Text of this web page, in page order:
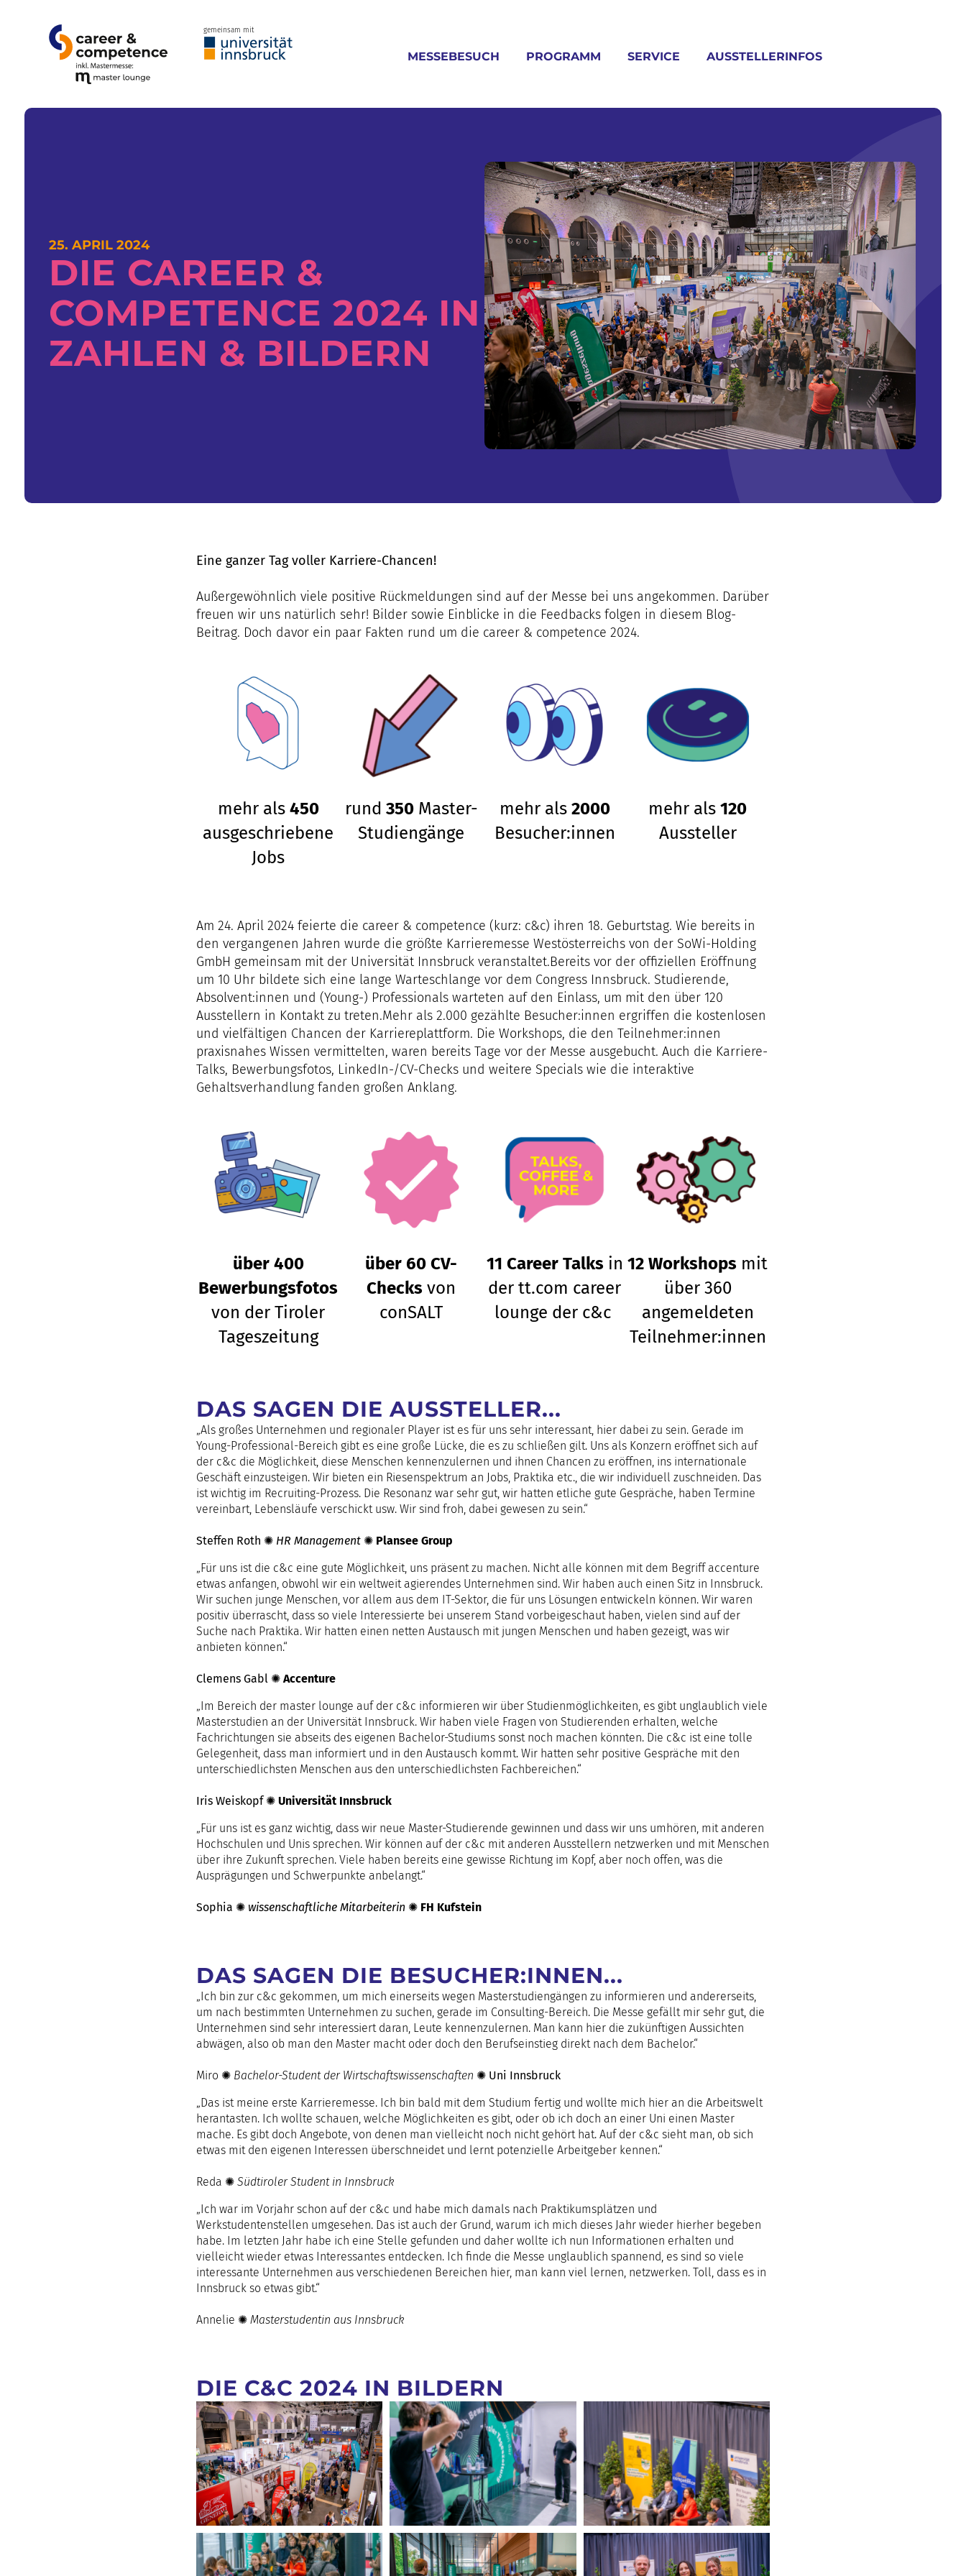
gemeinsam mit
MESSEBESUCH PROGRAMM SERVICE AUSSTELLERINFOS
25. APRIL 2024
DIE CAREER &
COMPETENCE 2024 IN
ZAHLEN & BILDERN
Eine ganzer Tag voller Karriere-Chancen!
Außergewöhnlich viele positive Rückmeldungen sind auf der Messe bei uns angekommen. Darüber
freuen wir uns natürlich sehr! Bilder sowie Einblicke in die Feedbacks folgen in diesem Blog-
Beitrag. Doch davor ein paar Fakten rund um die career & competence 2024.
mehr als 450
ausgeschriebene
Jobs
rund 350Master-
Studiengänge
mehr als 2000
Besucher:innen
mehr als120
Aussteller
Am 24. April 2024 feierte die career & competence (kurz: c&c) ihren 18. Geburtstag. Wie bereits in
den vergangenen Jahren wurde die größte Karrieremesse Westösterreichs von der SoWi-Holding
GmbH gemeinsam mit der Universität Innsbruck veranstaltet.Bereits vor der offiziellen Eröffnung
um 10 Uhr bildete sich eine lange Warteschlange vor dem Congress Innsbruck. Studierende,
Absolvent:innen und (Young-) Professionals warteten auf den Einlass, um mit den über 120
Ausstellern in Kontakt zu treten.Mehr als 2.000 gezählte Besucher:innen ergriffen die kostenlosen
und vielfältigen Chancen der Karriereplattform. Die Workshops, die den Teilnehmer:innen
praxisnahes Wissen vermittelten, waren bereits Tage vor der Messe ausgebucht. Auch die Karriere-
Talks, Bewerbungsfotos, LinkedIn-/CV-Checks und weitere Specials wie die interaktive
Gehaltsverhandlung fanden großen Anklang.
über 400
Bewerbungsfotos
von der Tiroler
Tageszeitung
über 60 CV-
Checksvon
conSALT
11 Career Talks in
der tt.com career
lounge der c&c
12 Workshops mit
über 360
angemeldeten
Teilnehmer:innen
DAS SAGEN DIE AUSSTELLER...
„Als großes Unternehmen und regionaler Player ist es für uns sehr interessant, hier dabei zu sein. Gerade im
Young-Professional-Bereich gibt es eine große Lücke, die es zu schließen gilt. Uns als Konzern eröffnet sich auf
der c&c die Möglichkeit, diese Menschen kennenzulernen und ihnen Chancen zu eröffnen, ins internationale
Geschäft einzusteigen. Wir bieten ein Riesenspektrum an Jobs, Praktika etc., die wir individuell zuschneiden. Das
ist wichtig im Recruiting-Prozess. Die Resonanz war sehr gut, wir hatten etliche gute Gespräche, haben Termine
vereinbart, Lebensläufe verschickt usw. Wir sind froh, dabei gewesen zu sein.“
Steffen Roth ✺ HR Management ✺ Plansee Group
„Für uns ist die c&c eine gute Möglichkeit, uns präsent zu machen. Nicht alle können mit dem Begriff accenture
etwas anfangen, obwohl wir ein weltweit agierendes Unternehmen sind. Wir haben auch einen Sitz in Innsbruck.
Wir suchen junge Menschen, vor allem aus dem IT-Sektor, die für uns Lösungen entwickeln können. Wir waren
positiv überrascht, dass so viele Interessierte bei unserem Stand vorbeigeschaut haben, vielen sind auf der
Suche nach Praktika. Wir hatten einen netten Austausch mit jungen Menschen und haben gezeigt, was wir
anbieten können.“
Clemens Gabl ✺Accenture
„Im Bereich der master lounge auf der c&c informieren wir über Studienmöglichkeiten, es gibt unglaublich viele
Masterstudien an der Universität Innsbruck. Wir haben viele Fragen von Studierenden erhalten, welche
Fachrichtungen sie abseits des eigenen Bachelor-Studiums sonst noch machen könnten. Die c&c ist eine tolle
Gelegenheit, dass man informiert und in den Austausch kommt. Wir hatten sehr positive Gespräche mit den
unterschiedlichsten Menschen aus den unterschiedlichsten Fachbereichen.“
Iris Weiskopf✺Universität Innsbruck
„Für uns ist es ganz wichtig, dass wir neue Master-Studierende gewinnen und dass wir uns umhören, mit anderen
Hochschulen und Unis sprechen. Wir können auf der c&c mit anderen Ausstellern netzwerken und mit Menschen
über ihre Zukunft sprechen. Viele haben bereits eine gewisse Richtung im Kopf, aber noch offen, was die
Ausprägungen und Schwerpunkte anbelangt.“
Sophia ✺ wissenschaftliche Mitarbeiterin ✺ FH Kufstein
DAS SAGEN DIE BESUCHER:INNEN...
„Ich bin zur c&c gekommen, um mich einerseits wegen Masterstudiengängen zu informieren und andererseits,
um nach bestimmten Unternehmen zu suchen, gerade im Consulting-Bereich. Die Messe gefällt mir sehr gut, die
Unternehmen sind sehr interessiert daran, Leute kennenzulernen. Man kann hier die zukünftigen Aussichten
abwägen, also ob man den Master macht oder doch den Berufseinstieg direkt nach dem Bachelor.“
Miro ✺ Bachelor-Student der Wirtschaftswissenschaften ✺ Uni Innsbruck
„Das ist meine erste Karrieremesse. Ich bin bald mit dem Studium fertig und wollte mich hier an die Arbeitswelt
herantasten. Ich wollte schauen, welche Möglichkeiten es gibt, oder ob ich doch an einer Uni einen Master
mache. Es gibt doch Angebote, von denen man vielleicht noch nicht gehört hat. Auf der c&c sieht man, ob sich
etwas mit den eigenen Interessen überschneidet und lernt potenzielle Arbeitgeber kennen.“
Reda ✺Südtiroler Student in Innsbruck
„Ich war im Vorjahr schon auf der c&c und habe mich damals nach Praktikumsplätzen und
Werkstudentenstellen umgesehen. Das ist auch der Grund, warum ich mich dieses Jahr wieder hierher begeben
habe. Im letzten Jahr habe ich eine Stelle gefunden und daher wollte ich nun Informationen erhalten und
vielleicht wieder etwas Interessantes entdecken. Ich finde die Messe unglaublich spannend, es sind so viele
interessante Unternehmen aus verschiedenen Bereichen hier, man kann viel lernen, netzwerken. Toll, dass es in
Innsbruck so etwas gibt.“
Annelie ✺Masterstudentin aus Innsbruck
DIE C&C 2024 IN BILDERN